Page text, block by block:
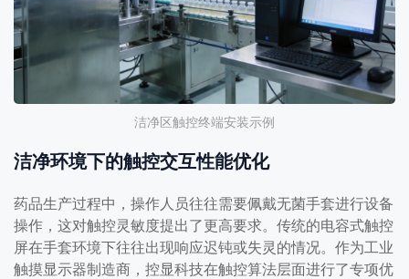
洁净区触控终端安装示例
洁净环境下的触控交互性能优化
药品生产过程中，操作人员往往需要佩戴无菌手套进行设备
操作，这对触控灵敏度提出了更高要求。传统的电容式触控
屏在手套环境下往往出现响应迟钝或失灵的情况。作为工业
触摸显示器制造商，控显科技在触控算法层面进行了专项优